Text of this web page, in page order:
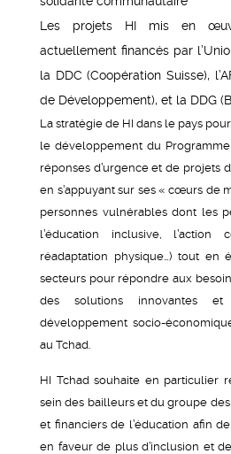
Les projets HI mis en
actuellement financés par
la DDC (Coopération Suisse),
de Développement), et la DDG
La stratégie de HI dans le pays
le développement du
réponses d’urgence et de projets
en s’appuyant sur ses « cœurs de
personnes vulnérables dont les
l’éducation inclusive,
réadaptation physique…) tout en
secteurs pour répondre aux
des solutions innovantes
développement socio-
au Tchad.
HI Tchad souhaite en particulier
sein des bailleurs et du groupe
et financiers de l’éducation afin
en faveur de plus d’inclusion et